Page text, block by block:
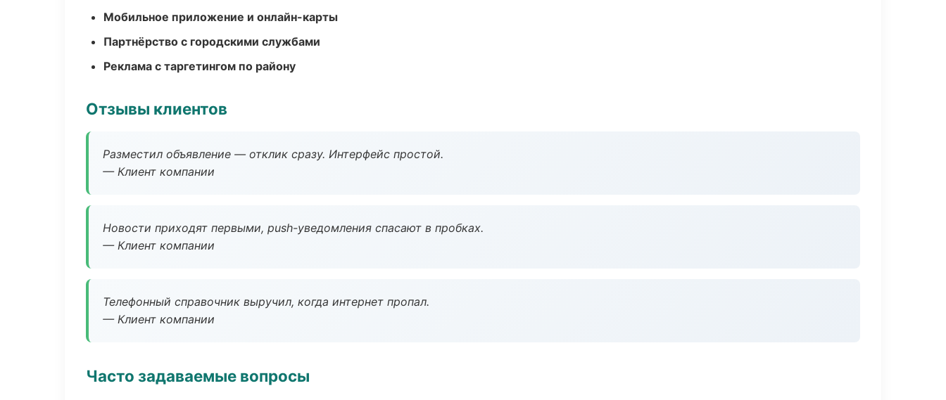
Мобильное приложение и онлайн-карты
Партнёрство с городскими службами
Реклама с таргетингом по району
Отзывы клиентов
Разместил объявление — отклик сразу. Интерфейс простой.
— Клиент компании
Новости приходят первыми, push-уведомления спасают в пробках.
— Клиент компании
Телефонный справочник выручил, когда интернет пропал.
— Клиент компании
Часто задаваемые вопросы